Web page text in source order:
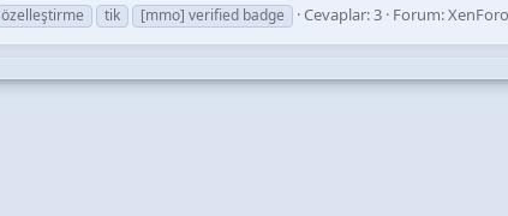
özelleştirme tik [mmo] verified badge Cevaplar: 3 Forum: